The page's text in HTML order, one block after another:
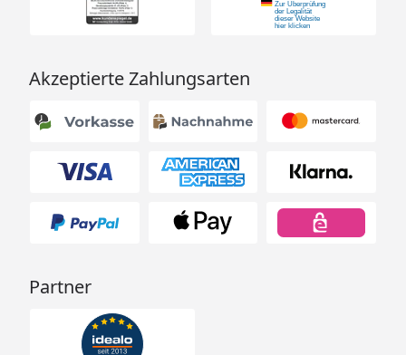
Akzeptierte Zahlungsarten
Partner